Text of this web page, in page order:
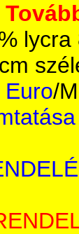
lycra
Euro/